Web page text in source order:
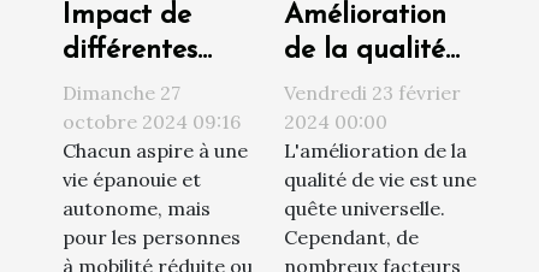
Impact de
différentes
solutions
d'accessibilité
sur la qualité
de vie
Dimanche 27
octobre 2024 09:16
Chacun aspire à une
vie épanouie et
autonome, mais
pour les personnes
à mobilité réduite ou
Amélioration
de la qualité
de vie par le
choix du
logement
Vendredi 23 février
2024 00:00
L'amélioration de la
qualité de vie est une
quête universelle.
Cependant, de
nombreux facteurs